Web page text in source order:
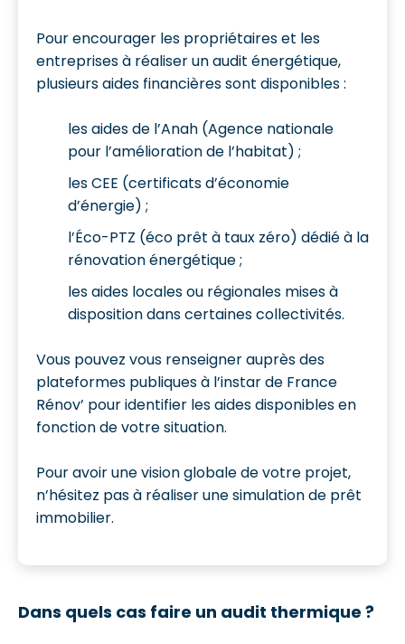
Pour encourager les propriétaires et les
entreprises à réaliser un audit énergétique,
plusieurs aides financières sont disponibles :
les aides de l’Anah (Agence nationale
pour l’amélioration de l’habitat) ;
les CEE (certificats d’économie
d’énergie) ;
l’Éco-PTZ (éco prêt à taux zéro) dédié à la
rénovation énergétique ;
les aides locales ou régionales mises à
disposition dans certaines collectivités.
Vous pouvez vous renseigner auprès des
plateformes publiques à l’instar de France
Rénov’ pour identifier les aides disponibles en
fonction de votre situation.
Pour avoir une vision globale de votre projet,
n’hésitez pas à réaliser une simulation de prêt
immobilier.
Dans quels cas faire un audit thermique ?